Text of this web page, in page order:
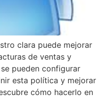
clara puede mejorar
de ventas y
pueden configurar
esta política y mejorar
cómo hacerlo en